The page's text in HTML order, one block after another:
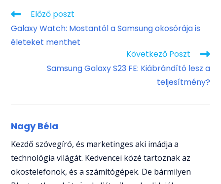
Read
articles
Előző poszt
Galaxy Watch: Mostantól a Samsung okosórája is
életeket menthet
Következő Poszt
Samsung Galaxy S23 FE: Kiábrándító lesz a
teljesítmény?
Nagy Béla
Kezdő szövegíró, és marketinges aki imádja a
technológia világát. Kedvencei közé tartoznak az
okostelefonok, és a számítógépek. De bármilyen